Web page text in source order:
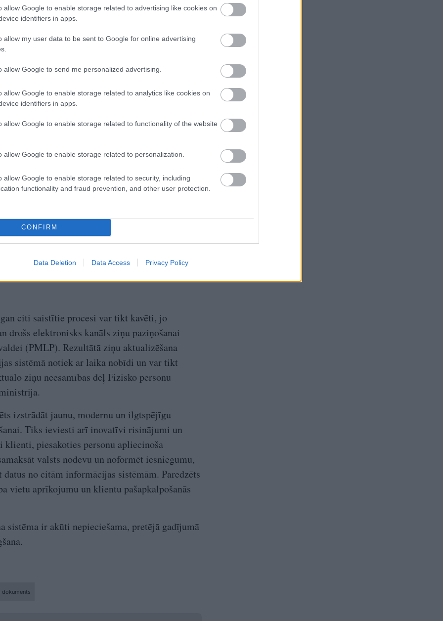
allow Google to enable storage related to advertising like cookies on
identifiers in apps.
allow my user data to be sent to Google for online advertising
allow Google to send me personalized advertising.
allow Google to enable storage related to analytics like cookies on
identifiers in apps.
allow Google to enable storage related to functionality of the website
allow Google to enable storage related to personalization.
allow Google to enable storage related to security, including
functionality and fraud prevention, and other user protection.
CONFIRM
Data Deletion Data Access Privacy Policy
un sācis
atpūtā Pierīgas
piedzīvojusi, cik
gadu zemākajam
Latvijā?
PAD izsniegšanai, nenodrošina klientu
gan citi saistītie procesi var tikt kavēti, jo
drošs elektronisks kanāls ziņu paziņošanai
(PMLP). Rezultātā ziņu aktualizēšana
sistēmā notiek ar laika nobīdi un var tikt
ziņu neesamības dēļ Fizisko personu
izstrādāt jaunu, modernu un ilgtspējīgu
Tiks ieviesti arī inovatīvi risinājumi un
piesakoties personu apliecinoša
valsts nodevu un noformēt iesniegumu,
no citām informācijas sistēmām. Paredzēts
vietu aprīkojumu un klientu pašapkalpošanās
sistēma ir akūti nepieciešama, pretējā gadījumā
dokuments